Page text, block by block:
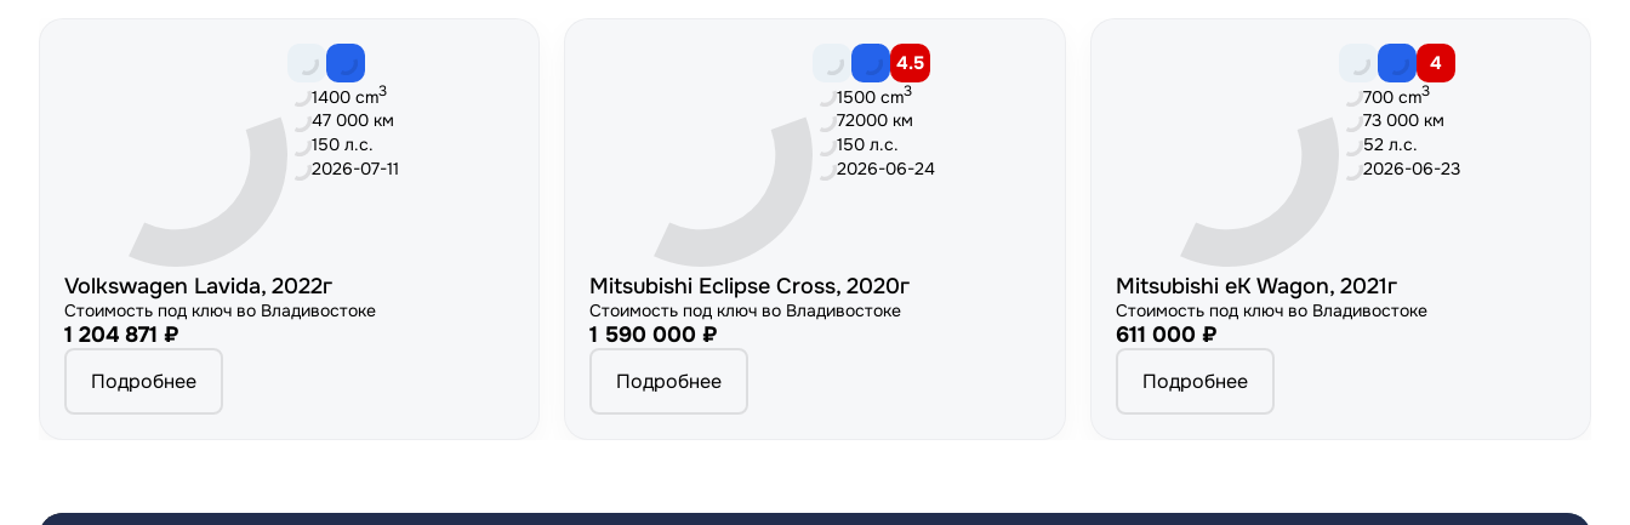
1400 cm3
47 000 км
150 л.с.
2026-07-11
Volkswagen Lavida, 2022г
Стоимость под ключ во Владивостоке
1 204 871 ₽
Подробнее
4.5
1500 cm3
72000 км
150 л.с.
2026-06-24
Mitsubishi Eclipse Cross, 2020г
Стоимость под ключ во Владивостоке
1 590 000 ₽
Подробнее
4
700 cm3
73 000 км
52 л.с.
2026-06-23
Mitsubishi eK Wagon, 2021г
Стоимость под ключ во Владивостоке
611 000 ₽
Подробнее